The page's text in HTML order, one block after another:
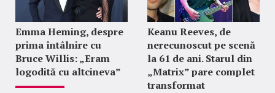
Emma Heming, despre
prima întâlnire cu
Bruce Willis: „Eram
logodită cu altcineva”
Keanu Reeves, de
nerecunoscut pe scenă
la 61 de ani. Starul din
„Matrix” pare complet
transformat